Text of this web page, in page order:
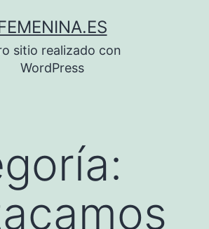
sitio realizado con
WordPress